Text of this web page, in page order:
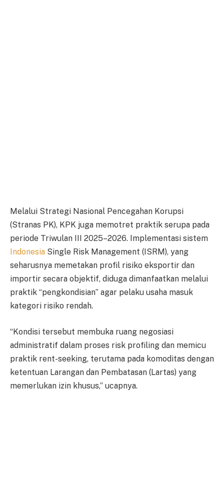
Melalui Strategi Nasional Pencegahan Korupsi
(Stranas PK), KPK juga memotret praktik serupa pada
periode Triwulan III 2025–2026. Implementasi sistem
Indonesia Single Risk Management (ISRM), yang
seharusnya memetakan profil risiko eksportir dan
importir secara objektif, diduga dimanfaatkan melalui
praktik “pengkondisian” agar pelaku usaha masuk
kategori risiko rendah.
“Kondisi tersebut membuka ruang negosiasi
administratif dalam proses risk profiling dan memicu
praktik rent-seeking, terutama pada komoditas dengan
ketentuan Larangan dan Pembatasan (Lartas) yang
memerlukan izin khusus,” ucapnya.